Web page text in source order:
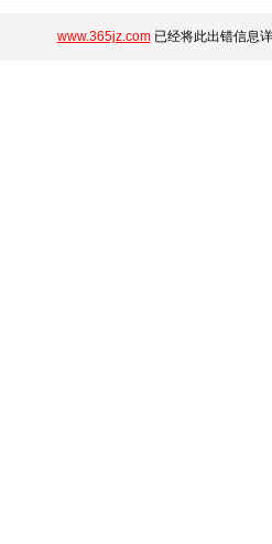
www.365jz.com已经将此出错信息